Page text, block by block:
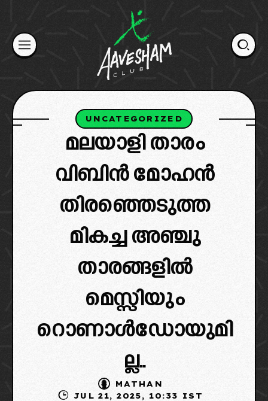
content
UNCATEGORIZED
മലയാളി താരം
വിബിൻ മോഹൻ
തിരഞ്ഞെടുത്ത
മികച്ച അഞ്ചു
താരങ്ങളിൽ
മെസ്സിയും
റൊണാൾഡോയുമി
ല്ല..
MATHAN
JUL 21, 2025, 10:33 IST